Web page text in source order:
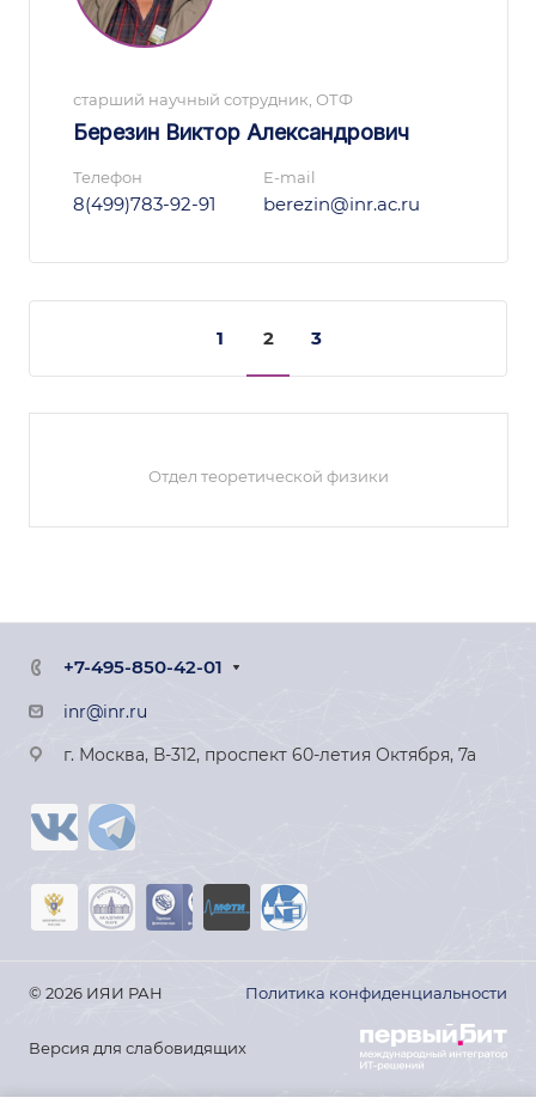
старший научный сотрудник, ОТФ
Березин Виктор Александрович
Телефон
8(499)783-92-91
E-mail
berezin@inr.ac.ru
1 2 3
Отдел теоретической физики
+7-495-850-42-01
inr@inr.ru
г. Москва, В-312, проспект 60-летия Октября, 7а
© 2026 ИЯИ РАН Политика конфиденциальности
Версия для слабовидящих